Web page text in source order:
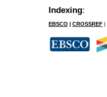
Indexing:
EBSCO CROSSREF